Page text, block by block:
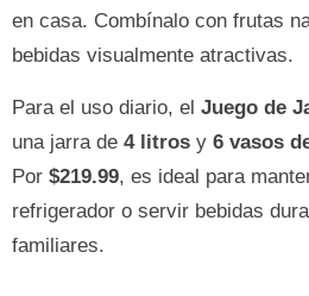
en casa. Combínalo con frutas
bebidas visualmente atractivas.
Para el uso diario, el Juego de
una jarra de 4 litros y 6 vasos
Por $219.99, es ideal para
refrigerador o servir bebidas
familiares.